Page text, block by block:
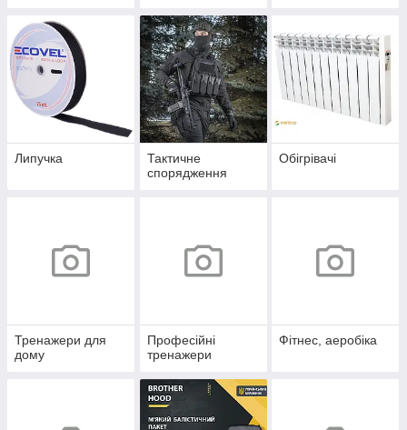
Липучка
Тактичне
спорядження
Обігрівачі
Тренажери для
дому
Професійні
тренажери
Фітнес, аеробіка